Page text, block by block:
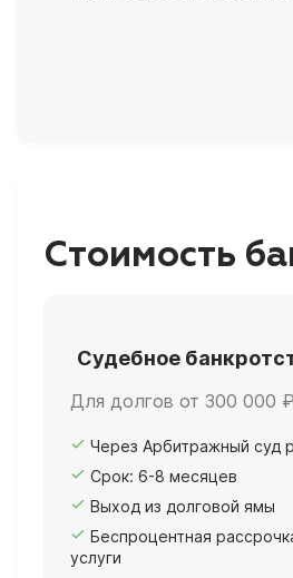
Стоимость
Судебное
Для долгов от 300 000 ₽
Через Арбитражный суд
Срок: 6-8 месяцев
Выход из долговой ямы
Беспроцентная
услуги